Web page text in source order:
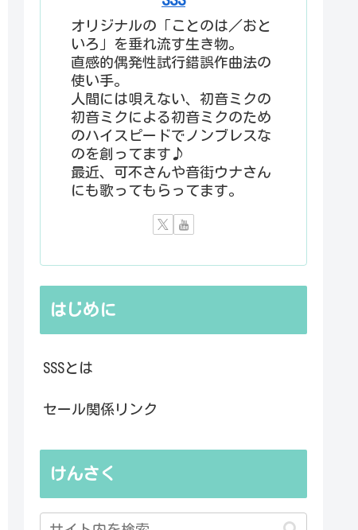
オリジナルの「ことのは／おと
いろ」を垂れ流す生き物。
直感的偶発性試行錯誤作曲法の
使い手。
人間には唄えない、初音ミクの
初音ミクによる初音ミクのため
のハイスピードでノンブレスな
のを創ってます♪
最近、可不さんや音街ウナさん
にも歌ってもらってます。
はじめに
SSSとは
セール関係リンク
けんさく